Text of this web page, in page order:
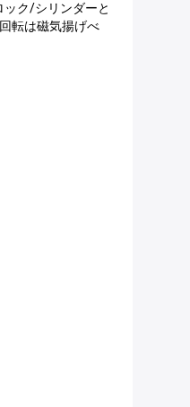
ク/シリンダーと
転は磁気揚げべ